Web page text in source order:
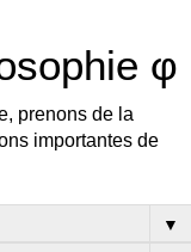
φ
prenons de la
importantes de
▼